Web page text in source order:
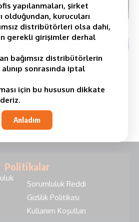
Hergün Yeni Bir
Gürbüz
İnce
Politikalar
Sorumluluk Reddi
Gizlilik Politikası
Kullanım Koşulları
yapılanmaları, şirket
olduğundan, kurucuları
distribütörleri olsa dahi,
gerekli girişimler derhal
bağımsız distribütörlerin
sonrasında iptal
için bu hususun dikkate
Anladım